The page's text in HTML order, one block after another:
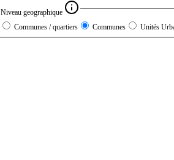
Niveau geographique
Communes / quartiers
Communes Unités